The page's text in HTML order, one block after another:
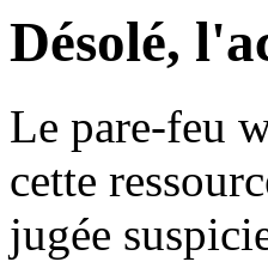
Désolé,
Le pare-feu
cette
jugée